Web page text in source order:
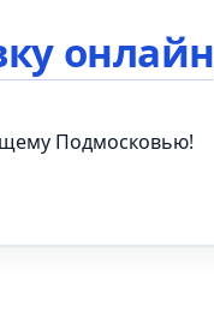
онлайн
Подмосковью!